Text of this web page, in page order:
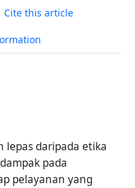
Cite this article
lepas daripada etika
pada
pelayanan yang